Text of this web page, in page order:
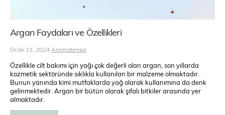
Argan Faydaları ve Özellikleri
Ocak 11, 2024 Aromaterapi
Özellikle cilt bakımı için yağı çok değerli olan argan, son yıllarda
kozmetik sektöründe sıklıkla kullanılan bir malzeme olmaktadır.
Bunun yanında kimi mutfaklarda yağ olarak kullanımına da denk
gelinmektedir. Argan bir bütün olarak şifalı bitkiler arasında yer
almaktadır.